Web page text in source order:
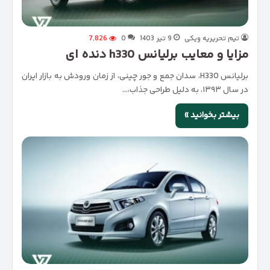
تیم تحریریه ویکی 9 تیر 1403 0
7,826
مزایا و معایب برلیانس h330 دنده ای
برلیانس H330، سدان جمع و جور چینی، از زمان ورودش به بازار ایران
در سال ۱۳۹۳، به دلیل طراحی جذاب،…
بیشتر بخوانید »